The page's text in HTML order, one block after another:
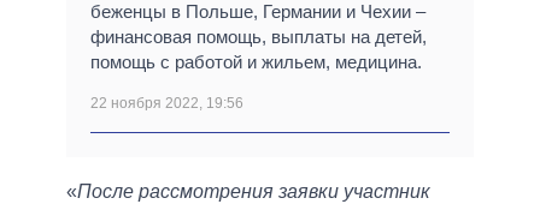
беженцы в Польше, Германии и Чехии –
финансовая помощь, выплаты на детей,
помощь с работой и жильем, медицина.
22 ноября 2022, 19:56
«После рассмотрения заявки участник